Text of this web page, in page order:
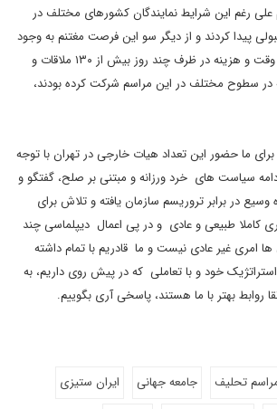
رغم این شرایط نمایندگان کشورهای مختلف در
پیدا کردند و از دیگر سو این فرصت مغتنم به وجود
آمد که با صرفه جویی در وقت و هزینه در ظرف چند روز بیش از ۱۳۰ ملاقات و
۱۰۵ هیات که در سطوح مختلف در این مراسم شرکت کرده بودند،
ما حضور این تعداد هیات خارجی در تهران با توجه
سیاست های خرد ورزانه و مبتنی بر صلح، گفتگو و
وسیع در برابر تروریسم سازمان یافته و تلاش برای
کاملا طبیعی و عادی و در پی اعمال دیپلماسی چند
امری غیر عادی نیست و ما قادریم با تمام داشته
خود و با تعاملی که در پیش روی داریم، به
روابط بهتر با ما هستند، پاسخی آری بگوییم.
تحلیف جامعه جهانی
ایران ستیزی